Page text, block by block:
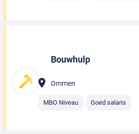
Bouwhulp
Ommen
MBO Niveau Goed salaris